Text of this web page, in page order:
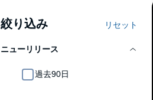
絞り込み リセット
ニューリリース
過去90日